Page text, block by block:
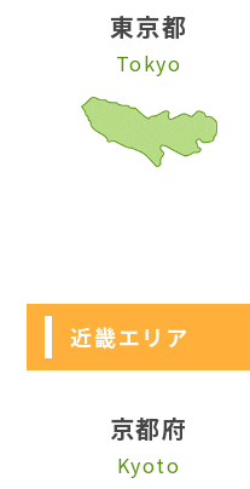
東京都
Tokyo
近畿エリア
京都府
Kyoto